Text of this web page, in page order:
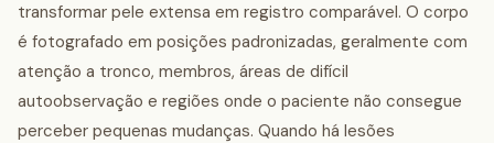
transformar pele extensa em registro comparável. O corpo
é fotografado em posições padronizadas, geralmente com
atenção a tronco, membros, áreas de difícil
autoobservação e regiões onde o paciente não consegue
perceber pequenas mudanças. Quando há lesões